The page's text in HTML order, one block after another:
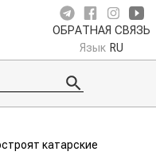
ОБРАТНАЯ СВЯЗЬ
Язык RU
катарские